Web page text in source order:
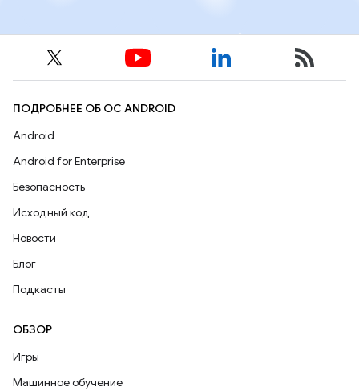
ПОДРОБНЕЕ ОБ ОС ANDROID
Android
Android for Enterprise
Безопасность
Исходный код
Новости
Блог
Подкасты
ОБЗОР
Игры
Машинное обучение